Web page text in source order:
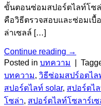
ขั้นตอนซ่อมสปอร์ตไลท์โซล่
คือวิธีตรวจสอบและซ่อมเบื้
ล่าเซลล์ […]
Continue reading →
Posted in บทความ
บทความ, วิธีซ่อมสปร์อตไล
สปอร์ตไลท์ solar, สปอร์ตไ
โซล่า, สปอร์ตไลท์โซลาร์เ